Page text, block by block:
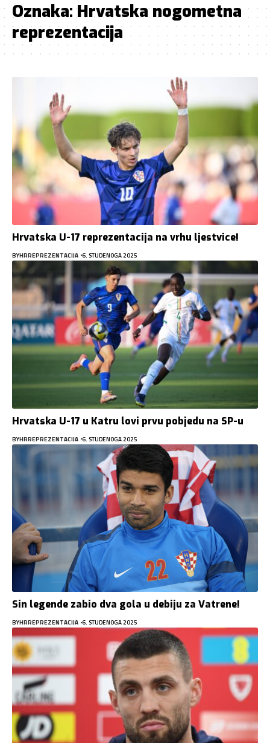
Oznaka:Hrvatska nogometna
reprezentacija
Hrvatska U-17 reprezentacija na vrhu ljestvice!
BYHRREPREZENTACIJA 6. STUDENOGA 2025
Hrvatska U-17 u Katru lovi prvu pobjedu na SP-u
BYHRREPREZENTACIJA 6. STUDENOGA 2025
Sin legende zabio dva gola u debiju za Vatrene!
BYHRREPREZENTACIJA 6. STUDENOGA 2025